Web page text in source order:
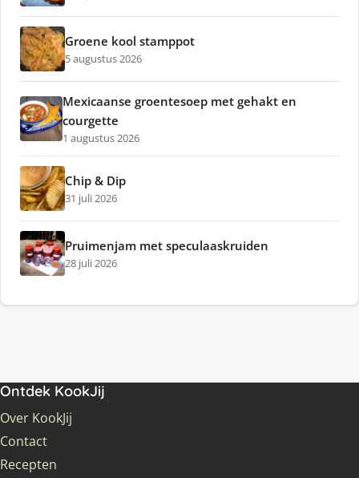
Groene kool stamppot
5 augustus 2026
Mexicaanse groentesoep met gehakt en
courgette
1 augustus 2026
Chip & Dip
31 juli 2026
Pruimenjam met speculaaskruiden
28 juli 2026
Ontdek KookJij
Over KookJij
Contact
Recepten